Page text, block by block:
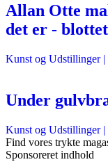
Allan Otte
det er -
Kunst og Udstillinger|
Under
Kunst og Udstillinger|
Find vores trykte
Sponsoreret indhold